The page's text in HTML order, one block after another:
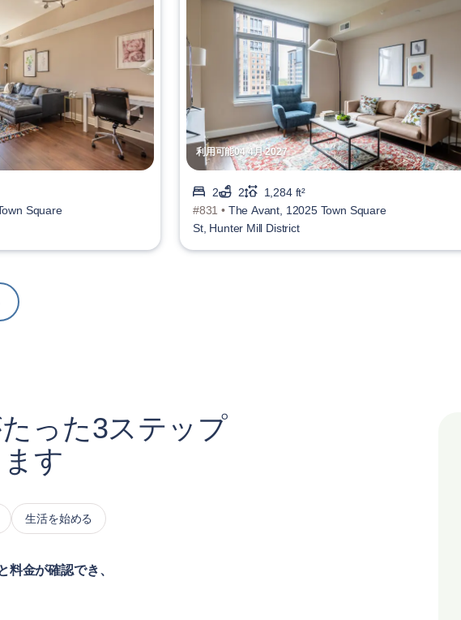
Square
利用可能04 4月 2027
2 2
1,284 ft²
#831 • The Avant, 12025 Town Square
St, Hunter Mill District
った3ステップ
す
生活を始める
料金が確認でき、